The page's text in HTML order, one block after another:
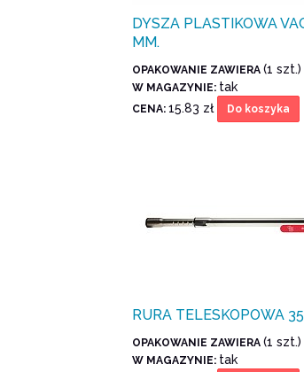
DYSZA PLASTIKOWA
MM.
OPAKOWANIE ZAWIERA(1 szt.)
W MAGAZYNIE: tak
CENA:15.83 zł Do koszyka
RURA TELESKOPOWA
OPAKOWANIE ZAWIERA(1 szt.)
W MAGAZYNIE: tak